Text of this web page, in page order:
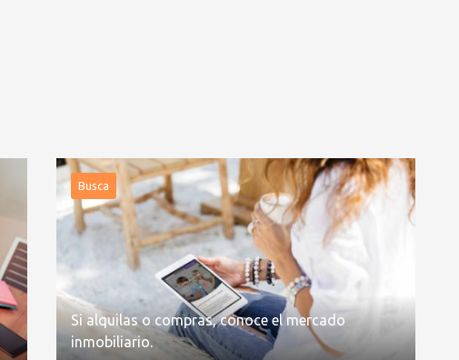
Busca
Si alquilas o compras, conoce el mercado
inmobiliario.